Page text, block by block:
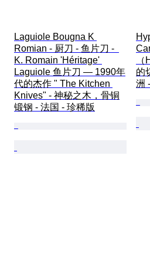
Laguiole Bougna K
Romian - 厨刀 - 鱼片刀 -
K. Romain 'Héritage'
Laguiole 鱼片刀 — 1990年
代的杰作 " The Kitchen
Knives" - 神秘之木，骨铜
锻钢 - 法国 - 珍稀版
的
洲